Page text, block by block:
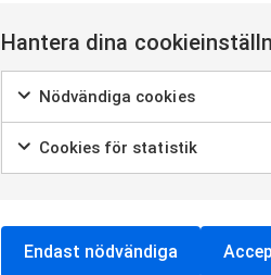
Ulf Jonsson, Grundare,
Zengun är ett företag
bygger på att hjälpa
är kommersiella
Hantera dina
Nödvändiga cookies
Cookies för statistik
Endast nödvändiga